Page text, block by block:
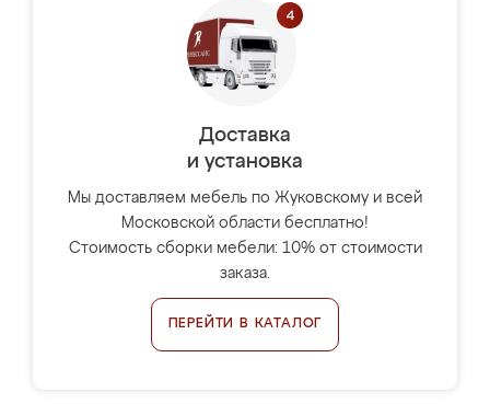
Доставка
и установка
Мы доставляем мебель по Жуковскому и всей
Московской области бесплатно!
Стоимость сборки мебели: 10% от стоимости
заказа.
ПЕРЕЙТИ В КАТАЛОГ